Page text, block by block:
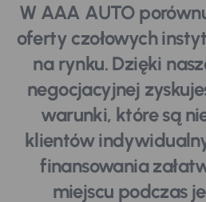
W AAA AUTO
oferty czołowych
na rynku. Dzięki
negocjacyjnej
warunki, które są
klientów
finansowania
miejscu podczas